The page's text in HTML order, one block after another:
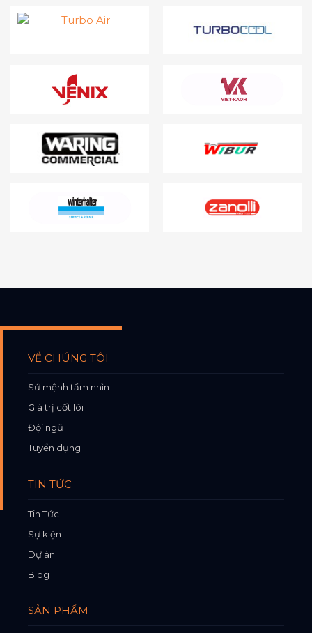
VỀ CHÚNG TÔI
Sứ mệnh tầm nhìn
Giá trị cốt lõi
Đội ngũ
Tuyển dụng
TIN TỨC
Tin Tức
Sự kiện
Dự án
Blog
SẢN PHẨM